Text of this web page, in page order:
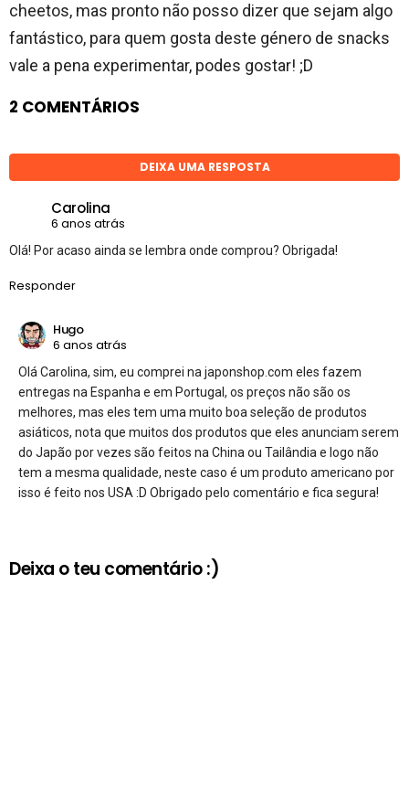
cheetos, mas pronto não posso dizer que sejam algo
fantástico, para quem gosta deste género de snacks
vale a pena experimentar, podes gostar! ;D
2 COMENTÁRIOS
DEIXA UMA RESPOSTA
Carolina
6 anos atrás
Olá! Por acaso ainda se lembra onde comprou? Obrigada!
Responder
Hugo
6 anos atrás
Olá Carolina, sim, eu comprei na japonshop.com eles fazem
entregas na Espanha e em Portugal, os preços não são os
melhores, mas eles tem uma muito boa seleção de produtos
asiáticos, nota que muitos dos produtos que eles anunciam serem
do Japão por vezes são feitos na China ou Tailândia e logo não
tem a mesma qualidade, neste caso é um produto americano por
isso é feito nos USA :D Obrigado pelo comentário e fica segura!
Deixa o teu comentário :)